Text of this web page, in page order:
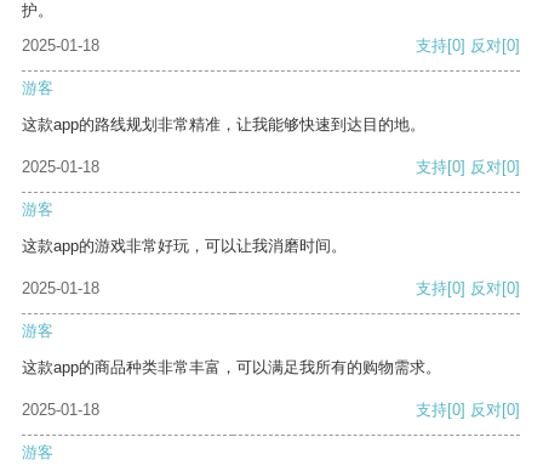
护。
2025-01-18
支持[0] 反对[0]
游客
这款app的路线规划非常精准，让我能够快速到达目的地。
2025-01-18 支持[0] 反对[0]
游客
这款app的游戏非常好玩，可以让我消磨时间。
2025-01-18 支持[0] 反对[0]
游客
这款app的商品种类非常丰富，可以满足我所有的购物需求。
2025-01-18 支持[0] 反对[0]
游客